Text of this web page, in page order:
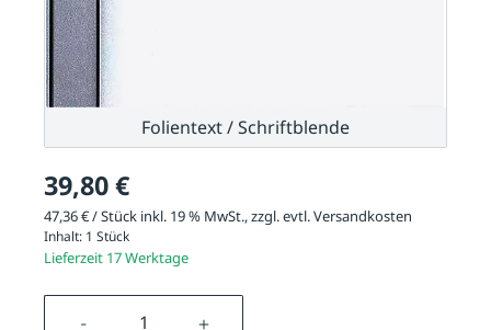
39,80 €
47,36 € / Stück inkl. 19 % MwSt., zzgl. evtl.Versandkosten
Inhalt: 1 Stück
Lieferzeit 17 Werktage
Produkt Anzahl: Gib den
Folientext / Schriftblende